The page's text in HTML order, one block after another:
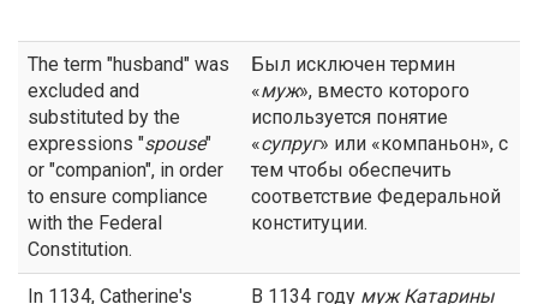
The term "husband" was
excluded and
substituted by the
expressions "spouse"
or "companion", in order
to ensure compliance
with the Federal
Constitution.
Был исключен термин
«муж», вместо которого
используется понятие
«супруг» или «компаньон», с
тем чтобы обеспечить
соответствие Федеральной
конституции.
In 1134, Catherine's
В 1134 году мужКатарины